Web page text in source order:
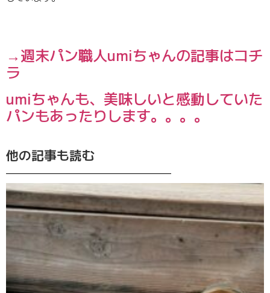
→週末パン職人umiちゃんの記事はコチ
ラ
umiちゃんも、美味しいと感動していた
パンもあったりします。。。。
他の記事も読む